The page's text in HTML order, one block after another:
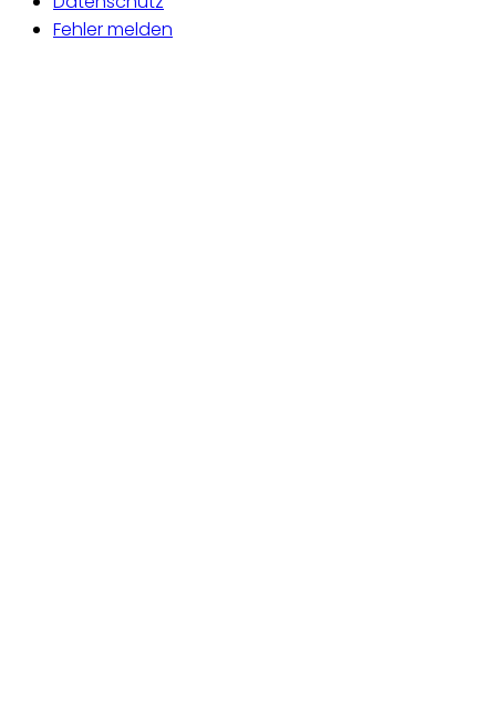
Fehler melden